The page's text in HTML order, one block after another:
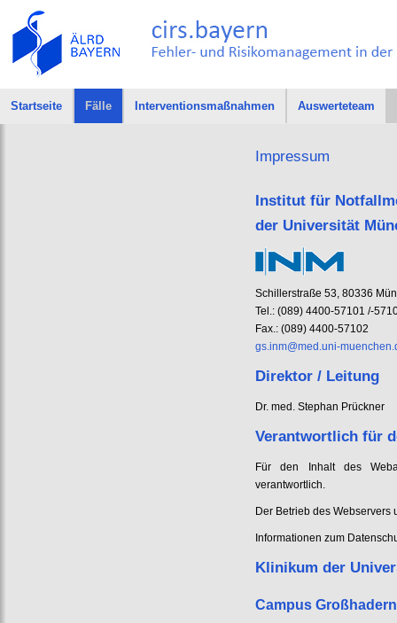
Startseite Fälle Interventionsmaßnahmen Auswerteteam
Impressum
Institut für
der Universität
Schillerstraße 53, 80336
Tel.: (089) 4400-57101 /-
Fax.: (089) 4400-57102
gs.inm@med.uni-
Direktor / Leitung
Dr. med. Stephan Prückner
Verantwortlich für
Für den Inhalt des
verantwortlich.
Der Betrieb des
Informationen zum
Klinikum der
Campus Großhadern